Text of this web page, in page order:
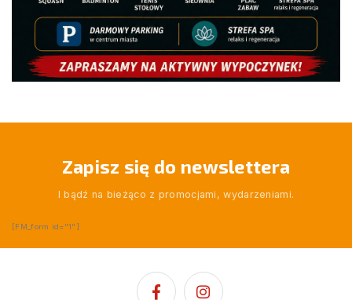
Zapisz się do newslettera
I bądź na bieżąco z promocjami, wydarzeniami.
[FM_form id="1"]